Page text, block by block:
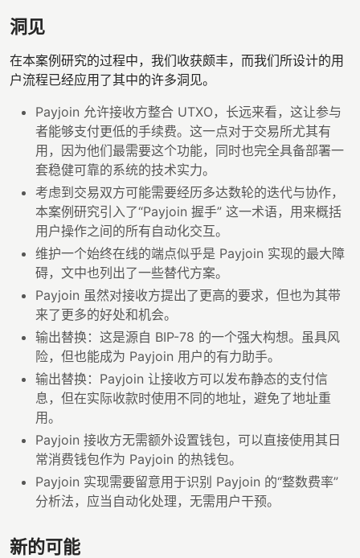
洞见
在本案例研究的过程中，我们收获颇丰，而我们所设计的用
户流程已经应用了其中的许多洞见。
Payjoin 允许接收方整合 UTXO，长远来看，这让参与
者能够支付更低的手续费。这一点对于交易所尤其有
用，因为他们最需要这个功能，同时也完全具备部署一
套稳健可靠的系统的技术实力。
考虑到交易双方可能需要经历多达数轮的迭代与协作，
本案例研究引入了“Payjoin 握手” 这一术语，用来概括
用户操作之间的所有自动化交互。
维护一个始终在线的端点似乎是 Payjoin 实现的最大障
碍，文中也列出了一些替代方案。
Payjoin 虽然对接收方提出了更高的要求，但也为其带
来了更多的好处和机会。
输出替换：这是源自 BIP-78 的一个强大构想。虽具风
险，但也能成为 Payjoin 用户的有力助手。
输出替换：Payjoin 让接收方可以发布静态的支付信
息，但在实际收款时使用不同的地址，避免了地址重
用。
Payjoin 接收方无需额外设置钱包，可以直接使用其日
常消费钱包作为 Payjoin 的热钱包。
Payjoin 实现需要留意用于识别 Payjoin 的“整数费率”
分析法，应当自动化处理，无需用户干预。
新的可能